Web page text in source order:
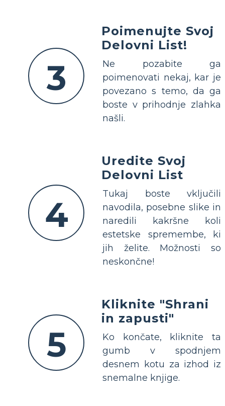
3
Poimenujte Svoj
Delovni List!
Ne pozabite ga
poimenovati nekaj, kar je
povezano s temo, da ga
boste v prihodnje zlahka
našli.
4
Uredite Svoj
Delovni List
Tukaj boste vključili
navodila, posebne slike in
naredili kakršne koli
estetske spremembe, ki
jih želite. Možnosti so
neskončne!
5
Kliknite "Shrani
in zapusti"
Ko končate, kliknite ta
gumb v spodnjem
desnem kotu za izhod iz
snemalne knjige.